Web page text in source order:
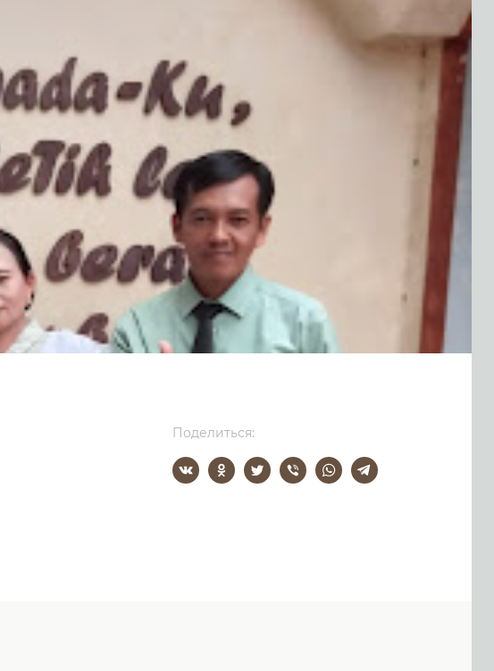
Поделиться: